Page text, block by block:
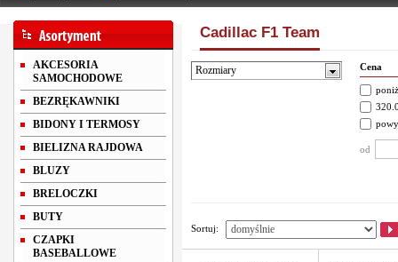
AKCESORIA
SAMOCHODOWE
BEZRĘKAWNIKI
BIDONY I TERMOSY
BIELIZNA RAJDOWA
BLUZY
BRELOCZKI
BUTY
CZAPKI
BASEBALLOWE
Cadillac F1 Team
Rozmiary Cena
od
Sortuj: